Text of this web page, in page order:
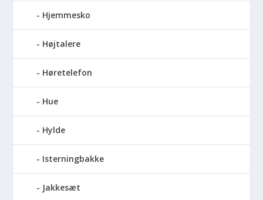
Hjemmesko
Højtalere
Høretelefon
Hue
Hylde
Isterningbakke
Jakkesæt